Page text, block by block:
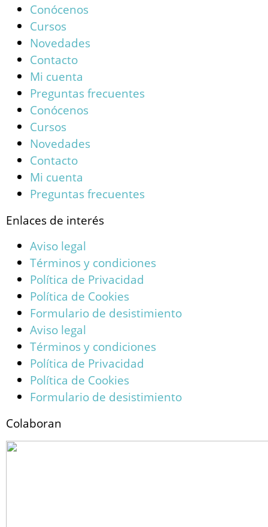
Conócenos
Cursos
Novedades
Contacto
Mi cuenta
Preguntas frecuentes
Conócenos
Cursos
Novedades
Contacto
Mi cuenta
Preguntas frecuentes
Enlaces de interés
Aviso legal
Términos y condiciones
Política de Privacidad
Política de Cookies
Formulario de desistimiento
Aviso legal
Términos y condiciones
Política de Privacidad
Política de Cookies
Formulario de desistimiento
Colaboran